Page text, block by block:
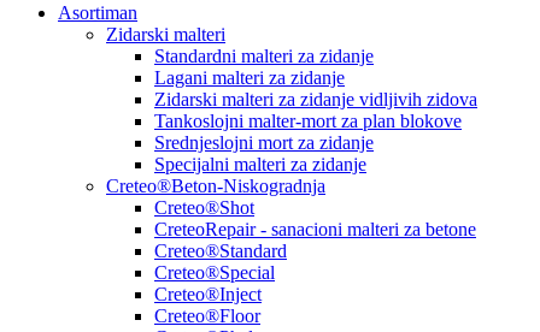
Asortiman
Zidarski malteri
Standardni malteri za zidanje
Lagani malteri za zidanje
Zidarski malteri za zidanje vidljivih zidova
Tankoslojni malter-mort za plan blokove
Srednjeslojni mort za zidanje
Specijalni malteri za zidanje
Creteo®Beton-Niskogradnja
Creteo®Shot
CreteoRepair - sanacioni malteri za betone
Creteo®Standard
Creteo®Special
Creteo®Inject
Creteo®Floor